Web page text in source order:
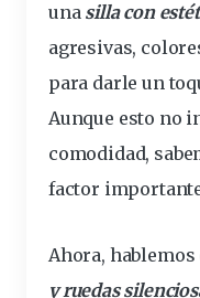
una silla con
agresivas,
para darle un
Aunque esto no
comodidad,
factor
Ahora, hablemos
yruedas